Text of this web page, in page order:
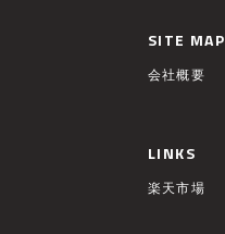
SITE MAP
会社概要
LINKS
楽天市場